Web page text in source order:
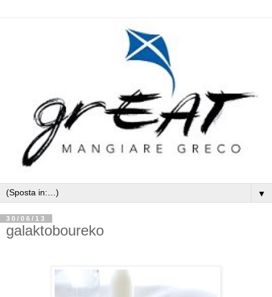
▼
30/06/13
galaktoboureko